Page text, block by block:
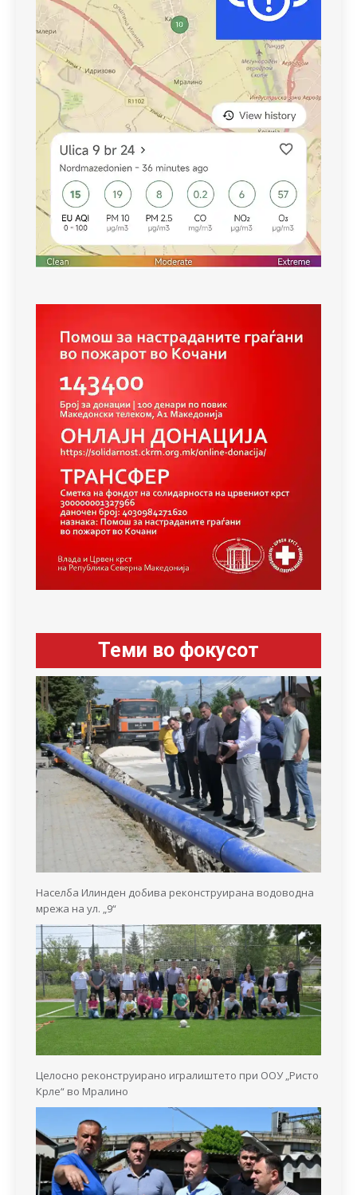
Теми во фокусот
Населба Илинден добива реконструирана водоводна
мрежа на ул. „9“
Целосно реконструирано игралиштето при ООУ „Ристо
Крле“ во Мралино